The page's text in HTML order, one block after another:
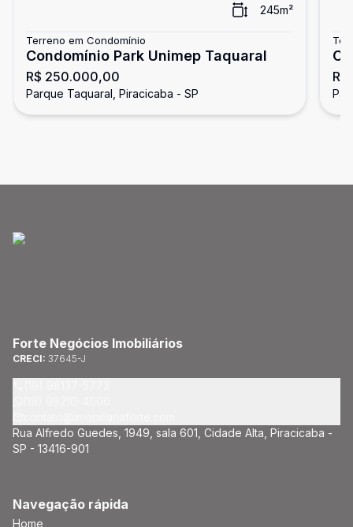
245m²
Terreno em Condomínio
Condomínio Park Unimep Taquaral
R$ 250.000,00
Parque Taquaral, Piracicaba - SP
Forte Negócios Imobiliários
CRECI: 37645-J
Rua Alfredo Guedes, 1949, sala 601, Cidade Alta, Piracicaba -
SP - 13416-901
Navegação rápida
Home